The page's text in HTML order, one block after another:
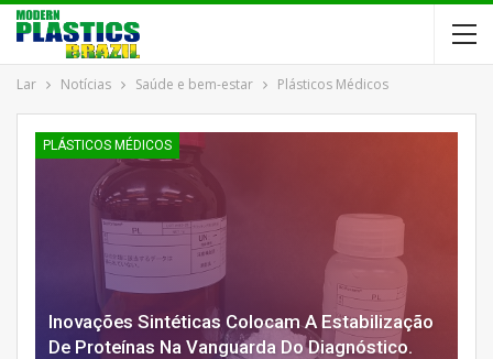
Lar Notícias Saúde e bem-estar Plásticos Médicos
PLÁSTICOS MÉDICOS
Inovações Sintéticas Colocam A Estabilização
De Proteínas Na Vanguarda Do Diagnóstico.